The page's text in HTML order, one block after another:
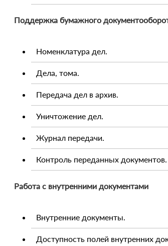
Поддержка бумажного
Номенклатура дел.
Дела, тома.
Передача дел в архив.
Уничтожение дел.
Журнал передачи.
Контроль переданных документов.
Работа с внутренними документами
Внутренние документы.
Доступность полей внутренних